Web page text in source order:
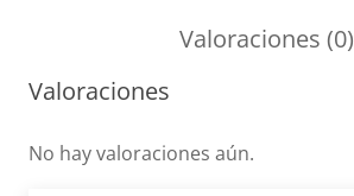
Valoraciones (0)
Valoraciones
No hay valoraciones aún.